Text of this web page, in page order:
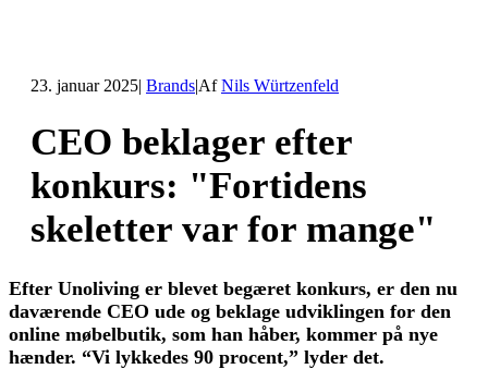
23. januar 2025| Brands|AfNils Würtzenfeld
CEO beklager efter
konkurs: "Fortidens
skeletter var for mange"
Efter Unoliving er blevet begæret konkurs, er den nu
daværende CEO ude og beklage udviklingen for den
online møbelbutik, som han håber, kommer på nye
hænder. “Vi lykkedes 90 procent,” lyder det.